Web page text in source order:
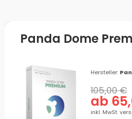
Panda Dome
Hersteller:
ab
105,00 €
inkl. MwSt.